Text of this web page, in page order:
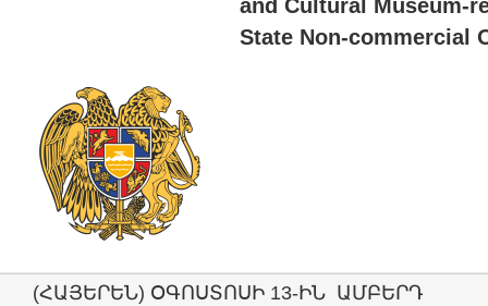
and Cultural Museum-
State Non-commercial
(ՀԱՅԵՐԵՆ) ՕԳՈՍՏՈՍԻ 13-ԻՆ ԱՄԲԵՐԴ